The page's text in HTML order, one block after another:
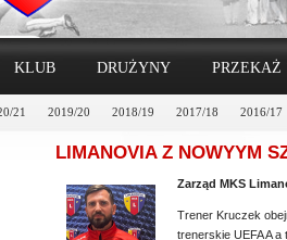
21 2019/20 2018/19 2017/18 2016/17
KLUB DRUŻYNY PRZEKAŻ
LIMANOVIA Z NOWYYM
Zarząd MKS
Trener Kruczek
trenerskie UEFA A